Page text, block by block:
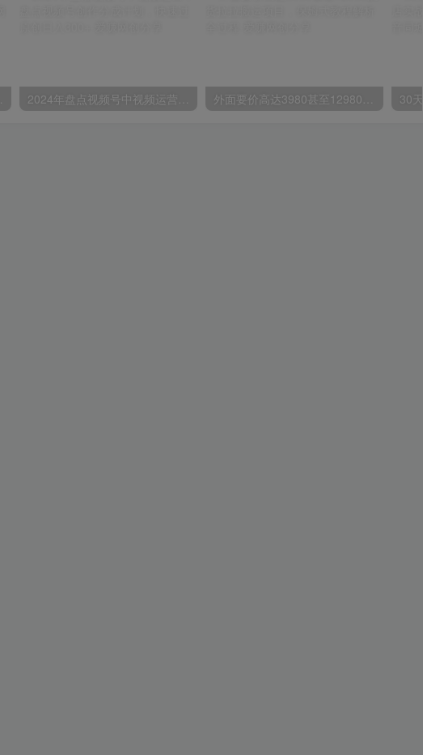
撸30+ 2024年盘点视频号中视频运营，盘点视频号创作分成计划，快速过原创日入300+ 外面要价高达3980甚至12980的货拉拉搬运项目，保姆式教程解析全过程